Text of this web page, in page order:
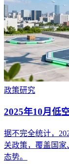
政策研究
2025年10月低
据不完全统计，
关政策，覆盖国
态势。